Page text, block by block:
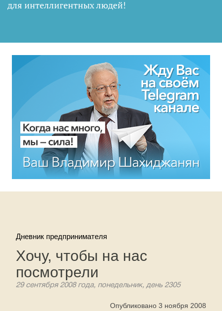
для интеллигентных людей!
Дневник предпринимателя
Хочу, чтобы на нас
посмотрели
29 сентября 2008 года, понедельник, день 2305
Опубликовано 3 ноября 2008